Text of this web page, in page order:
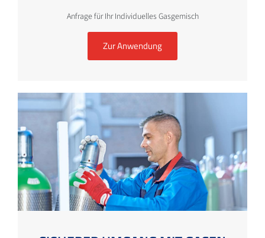
Anfrage für Ihr Individuelles Gasgemisch
Zur Anwendung